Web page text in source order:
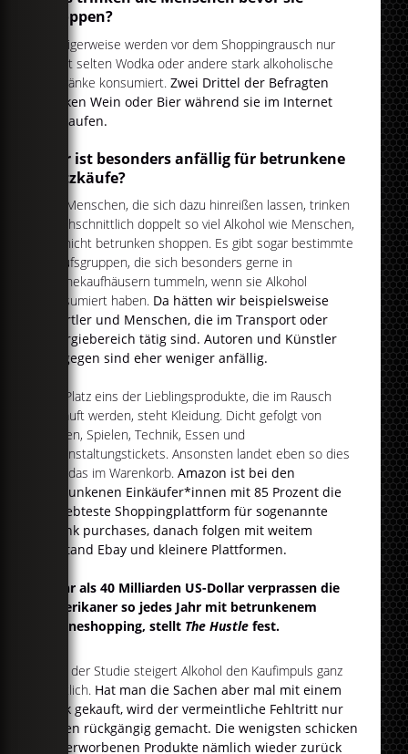
shoppen?
Lustigerweise werden vor dem Shoppingrausch nur
recht selten Wodka oder andere stark alkoholische
Getränke konsumiert.Zwei Drittel der Befragten
trinken Wein oder Bier während sie im Internet
einkaufen.
Wer ist besonders anfällig für betrunkene
Netzkäufe?
Die Menschen, die sich dazu hinreißen lassen, trinken
durchschnittlich doppelt so viel Alkohol wie Menschen,
die nicht betrunken shoppen. Es gibt sogar bestimmte
Berufsgruppen, die sich besonders gerne in
Onlinekaufhäusern tummeln, wenn sie Alkohol
konsumiert haben. Da hätten wir beispielsweise
Sportler und Menschen, die im Transport oder
Energiebereich tätig sind. Autoren und Künstler
hingegen sind eher weniger anfällig.
Auf Platz eins der Lieblingsprodukte, die im Rausch
gekauft werden, steht Kleidung. Dicht gefolgt von
Filmen, Spielen, Technik, Essen und
Veranstaltungstickets. Ansonsten landet eben so dies
und das im Warenkorb.Amazon ist bei den
betrunkenen Einkäufer*innen mit 85 Prozent die
beliebteste Shoppingplattform für sogenannte
drunk purchases, danach folgen mit weitem
Abstand Ebay und kleinere Plattformen.
Mehr als 40 Milliarden US-Dollar verprassen die
Amerikaner so jedes Jahr mit betrunkenem
Onlineshopping, stellt The Hustle fest.
Laut der Studie steigert Alkohol den Kaufimpuls ganz
deutlich. Hat man die Sachen aber mal mit einem
Klick gekauft, wird der vermeintliche Fehltritt nur
selten rückgängig gemacht. Die wenigsten schicken
die erworbenen Produkte nämlich wieder zurück